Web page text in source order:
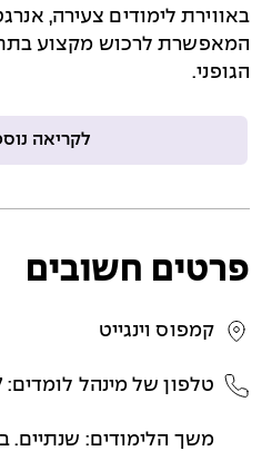
באווירת לימודים צעירה,
המאפשרת לרכוש מקצוע
הגופני.
לקריאה
פרטים חשובים
קמפוס וינגייט
טלפון של מינהל לומדים: 09-8639227
משך הלימודים: שנתיים.